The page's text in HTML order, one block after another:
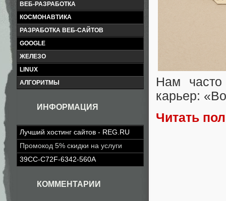
ВЕБ-РАЗРАБОТКА
КОСМОНАВТИКА
РАЗРАБОТКА ВЕБ-САЙТОВ
GOOGLE
ЖЕЛЕЗО
LINUX
АЛГОРИТМЫ
ИНФОРМАЦИЯ
Лучший хостинг сайтов - REG.RU
Промокод 5% скидки на услуги
39CC-C72F-6342-560A
КОММЕНТАРИИ
Нам
карьер:
Читать